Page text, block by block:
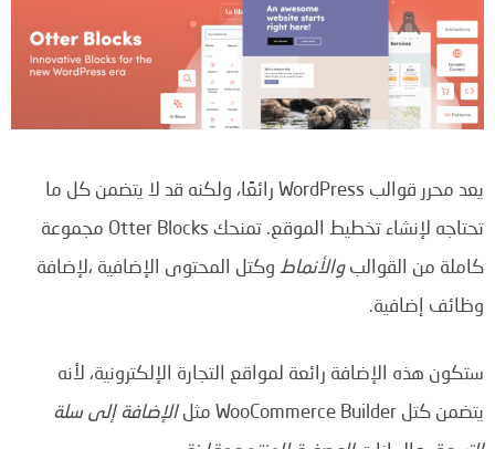
يعد محرر قوالب WordPress رائعًا، ولكنه قد لا يتضمن كل ما
تحتاجه لإنشاء تخطيط الموقع. تمنحك Otter Blocks مجموعة
كاملة من القوالبوالأنماط وكتل المحتوى الإضافية ،لإضافة
وظائف إضافية.
ستكون هذه الإضافة رائعة لمواقع التجارة الإلكترونية، لأنه
يتضمن كتل WooCommerce Builder مثل
الإضافة إلى سلة